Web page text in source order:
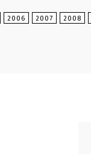
2006 2007 2008